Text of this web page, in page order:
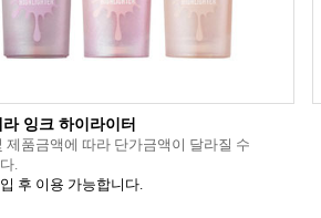
잉크 하이라이터
제품금액에 따라 단가금액이 달라질 수
.
후 이용 가능합니다.